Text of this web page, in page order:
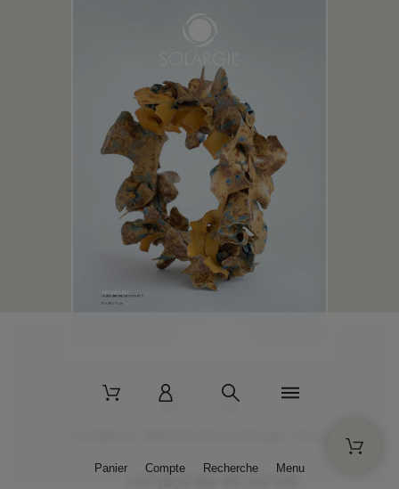
+33 (0)3 86 45 50 00
Panier Compte Recherche Menu